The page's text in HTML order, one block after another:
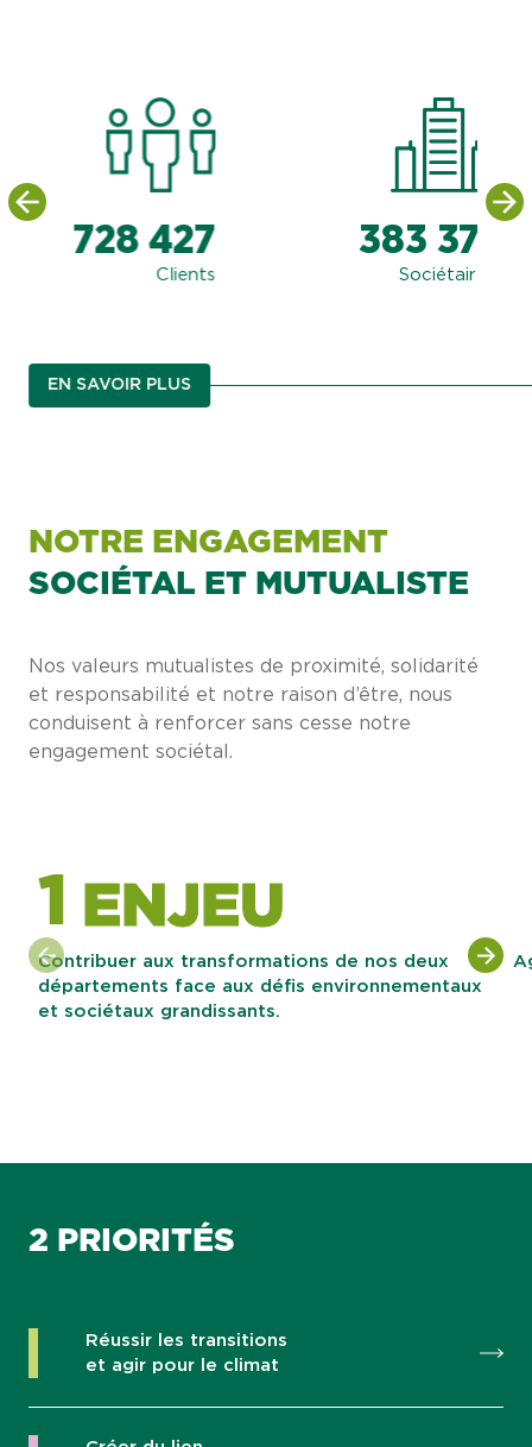
728 427
Clients
383 371
Sociétaires
EN SAVOIR PLUS
NOTRE ENGAGEMENT
SOCIÉTAL ET MUTUALISTE
Nos valeurs mutualistes de proximité, solidarité
et responsabilité et notre raison d’être, nous
conduisent à renforcer sans cesse notre
engagement sociétal.
1 ENJEU
Contribuer aux transformations de nos deux
départements face aux défis environnementaux
et sociétaux grandissants.
2 PRIORITÉS
Réussir les transitions
et agir pour le climat